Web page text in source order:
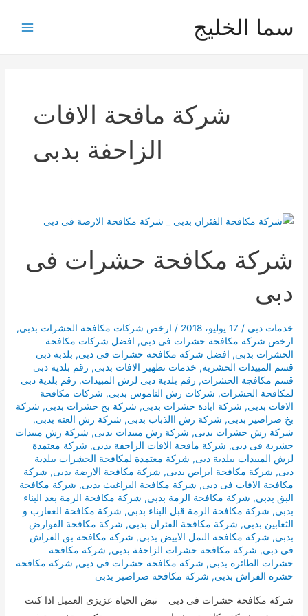
سما الخليج
شركة مافحة الافات
الزاحفة بدبى
شركة مكافحة حشرات فى
دبى
خدمات دبى / 17 يوليو، 2018 / ارخص شركات مكافحة الحشرات بدبى,
ارخص شركة مكافحة حشرات فى دبى, افضل شركات مكافحة
الحشرات بدبى, افضل شركة مكافحة حشرات فى دبى, بلدبة دبى
قسم المبيدات الحشرية, خدمات تطهير الافات بدبى, رقم بلدية دبى
قسم مكافجة الحشرات, رقم بلدية دبى لرش المبيدات, رقم بلدية دبى
لمكافحة الحشرات, شركات رش الناموس بدبى, شركات مكافحة
الافات بدبى, شركة ابادة حشرات بدبى, شركة بخ حشرات بدبى, شركة
بخ صراصير بدبى, شركة رش االذباب بدبى, شركة رش العته بدبى,
شركة رش حشرات بدبى, شركة رش مبيدات بدبى, شركة رش مبيدات
حشرية فى دبى, شركة مافحة الافات الزاحفة بدبى, شركة معتمدة
لرش المبيدات ببلدية دبى, شركة معتمدة لمكافحة الحشرات ببلدية
دبى, شركة مكافحة ابراص بدبى, شركة مكافحة الارضة بدبى, شركة
مكافحة الافات فى دبى, شركة مكافحة البراغيث بدبى, شركة مكافحة
البق بدبى, شركة مكافحة الرمة بدبى, شركة مكافحة الرمة بعد البناء
بدبى, شركة مكافحة الرمة قبل البناء بدبى, شركة مكافحة العقارب و
الثعابين بدبى, شركة مكافحة الفئران بدبى, شركة مكافحة القوارض
بدبى, شركة مكافحة النمل الابيض بدبى, شركة مكافحة بق الفراش
فى دبى, شركة مكافحة حشرات الزاحفة بدبى, شركة مكافحة
حشرات الطائرة بدبى, شركة مكافحة حشرات فى دبى, شركة مكافحة
حشرة الفراش بدبى, شركة مكافحة صراصير بدبى
شركة مكافحة حشرات فى دبى نبض الحياة عزيزى العميل اذا كنت